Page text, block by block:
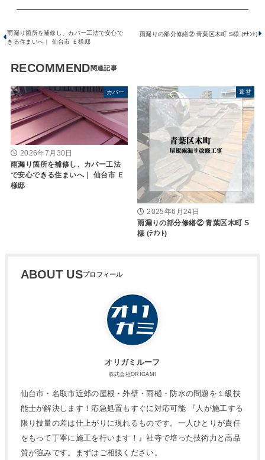
雨漏り箇所を補修し、カバー工法で安心で
きる住まいへ｜ 仙台市 Ｅ様邸
雨漏りの部分修繕② 青葉区木町 S様 (ﾃﾅﾝﾄ)
RECOMMEND
カバー
2026年7月30日
雨漏り箇所を補修し、カバー工法
で安心できる住まいへ｜ 仙台市 Ｅ
様邸
葺替
2025年6月24日
雨漏りの部分修繕② 青葉区木町 S
様 (ﾃﾅﾝﾄ)
ABOUT US
オリガミルーフ
株式会社ORIGAMI
仙台市・名取市近郊の屋根・外壁・雨樋・防水の問題を１級技
能士が解決します！応急処置もすぐに対応可能 『人が施工する
限り技量の差は仕上がりに現れるものです。一人ひとりが責任
をもって丁寧に施工を行います！』社寺で培った技術力と高品
質が強みです。まずはご相談ください。